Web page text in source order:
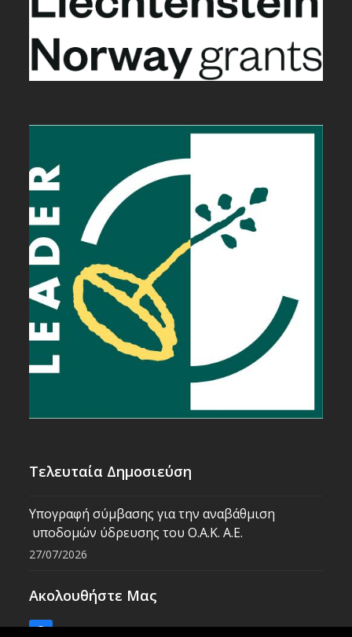
Τελευταία Δημοσιεύση
Υπογραφή σύμβασης για την αναβάθμιση
υποδομών ύδρευσης του Ο.Α.Κ. Α.Ε.
27/07/2026
Ακολουθήστε Μας